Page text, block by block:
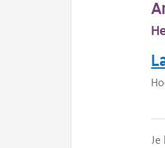
Je